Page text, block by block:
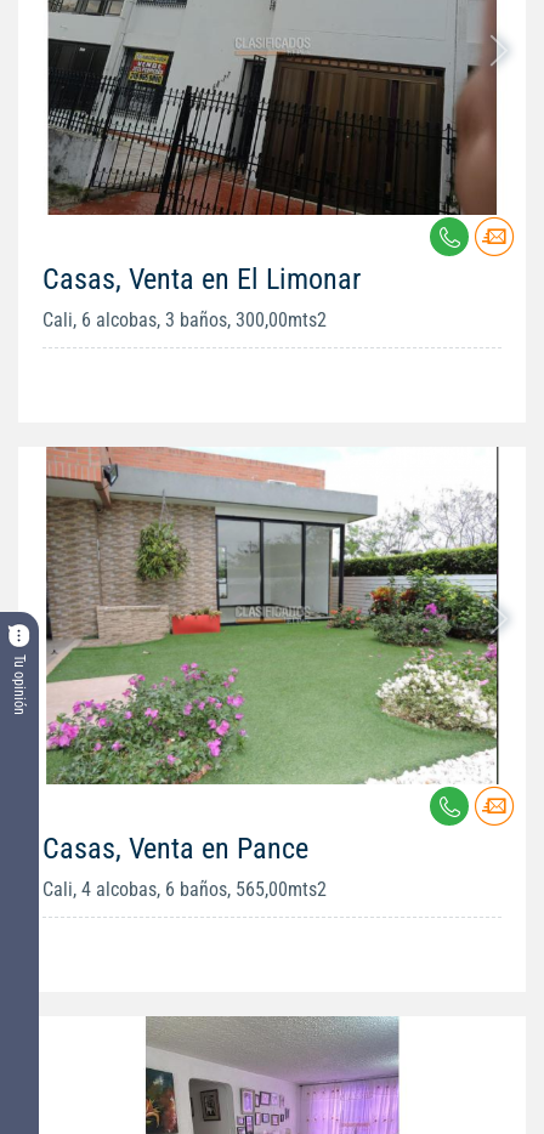
Tu opinión
Casas, Venta en El Limonar
Cali, 6 alcobas, 3 baños, 300,00mts2
Casas, Venta en Pance
Cali, 4 alcobas, 6 baños, 565,00mts2